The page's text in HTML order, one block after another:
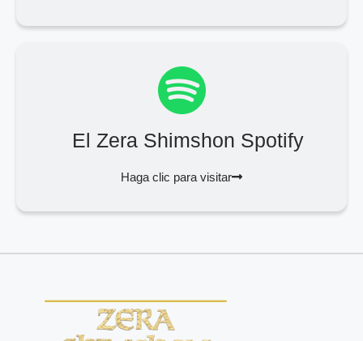
El Zera Shimshon Spotify
Haga clic para visitar